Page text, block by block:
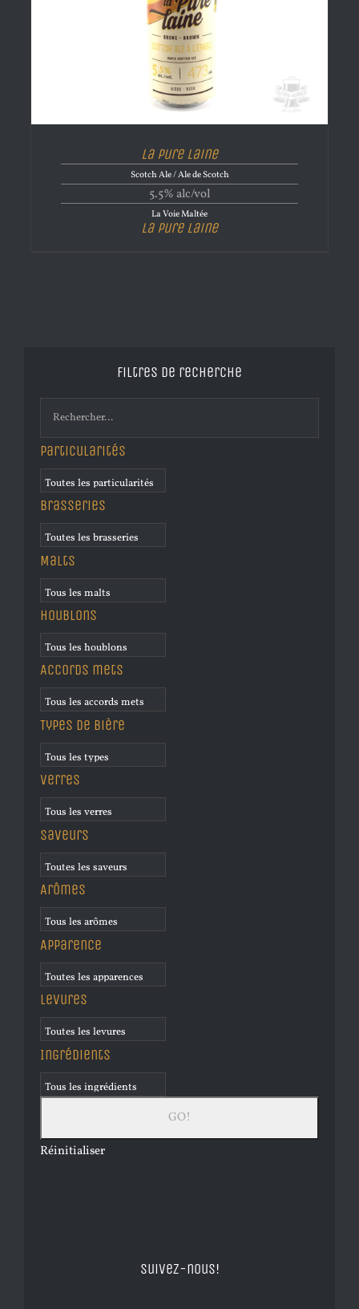
La Pure Laine
Scotch Ale / Ale de Scotch
5.5% alc/vol
La Voie Maltée
La Pure Laine
Filtres de recherche
Particularités
Brasseries
Malts
Houblons
Accords mets
Types de bière
Verres
Saveurs
Arômes
Apparence
Levures
Ingrédients
Réinitialiser
Suivez-nous!